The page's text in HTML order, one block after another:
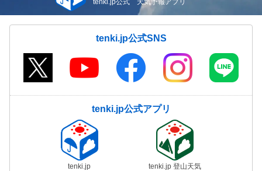
tenki.jp公式 天気予報アプリ
tenki.jp公式SNS
tenki.jp公式アプリ
tenki.jp tenki.jp 登山天気